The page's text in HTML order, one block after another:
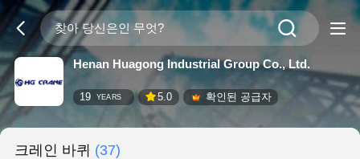
Henan Huagong Industrial Group Co., Ltd.
19 YEARS 5.0 확인된 공급자
크레인 바퀴 (37)